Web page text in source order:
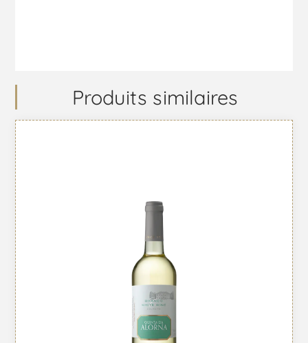
Produits similaires